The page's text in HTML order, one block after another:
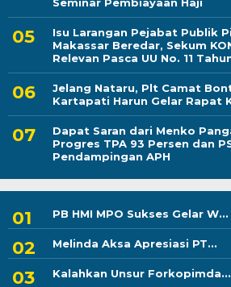
Isu Larangan Pejabat Publik
Makassar Beredar, Sekum
Relevan Pasca UU No. 11
Jelang Nataru, Plt Camat
Kartapati Harun Gelar Rapat
Dapat Saran dari Menko
Progres TPA 93 Persen dan
Pendampingan APH
PB HMI MPO Sukses Gelar W...
Melinda Aksa Apresiasi PT...
Kalahkan Unsur Forkopimda...